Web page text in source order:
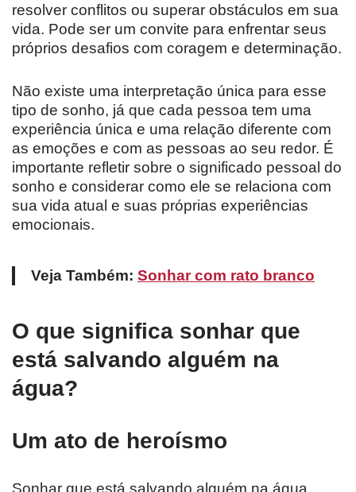
resolver conflitos ou superar obstáculos em sua
vida. Pode ser um convite para enfrentar seus
próprios desafios com coragem e determinação.
Não existe uma interpretação única para esse
tipo de sonho, já que cada pessoa tem uma
experiência única e uma relação diferente com
as emoções e com as pessoas ao seu redor. É
importante refletir sobre o significado pessoal do
sonho e considerar como ele se relaciona com
sua vida atual e suas próprias experiências
emocionais.
Veja Também: Sonhar com rato branco
O que significa sonhar que
está salvando alguém na
água?
Um ato de heroísmo
Sonhar que está salvando alguém na água